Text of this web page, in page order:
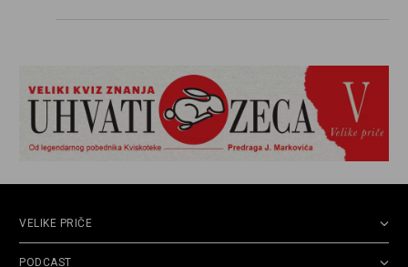
VELIKE PRIČE
PODCAST